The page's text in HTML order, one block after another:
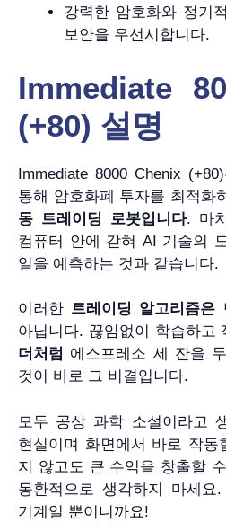
강력한 암호화와 정기
보안을 우선시합니다.
Immediate
(+80) 설명
Immediate 8000 Chenix (+80)
통해 암호화폐 투자를 최적화
동 트레이딩 로봇입니다. 마
컴퓨터 안에 갇혀 AI 기술의
일을 예측하는 것과 같습니다.
이러한 트레이딩 알고리즘은
아닙니다. 끊임없이 학습하고
더처럼 에스프레소 세 잔을
것이 바로 그 비결입니다.
모두 공상 과학 소설이라고
현실이며 화면에서 바로 작동
지 않고도 큰 수익을 창출할
몽환적으로 생각하지 마세요
기계일 뿐이니까요!